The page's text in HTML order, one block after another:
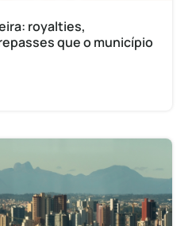
royalties,
que o município